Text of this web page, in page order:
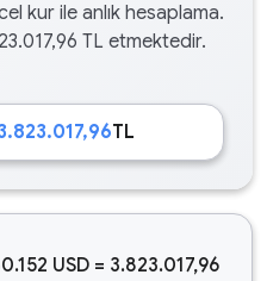
kur ile anlık hesaplama.
TL etmektedir.
TL
USD = 3.823.017,96